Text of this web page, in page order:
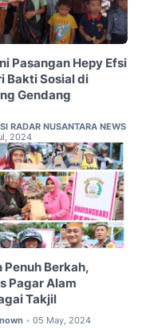
Pasangan Hepy Efsi
Bakti Sosial di
Gendang
RADAR NUSANTARA NEWS
2024
Penuh Berkah,
Pagar Alam
Takjil
• 05 May, 2024